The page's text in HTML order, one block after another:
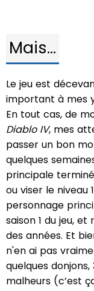
Mais...
Le jeu est
important à mes
En tout cas, de
Diablo IV, mes
passer un bon
quelques
principale
ou viser le niveau
personnage
saison 1 du jeu,
des années. Et
n'en ai pas
quelques
malheurs (c’est